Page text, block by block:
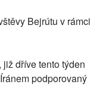
Bejrútu v rámci
dříve tento týden
podporovaný